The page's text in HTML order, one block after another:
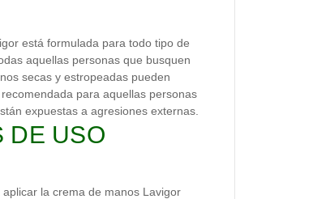
está formulada para todo tipo de
aquellas personas que busquen
secas y estropeadas pueden
para aquellas personas
expuestas a agresiones externas.
DE USO
la crema de manos Lavigor